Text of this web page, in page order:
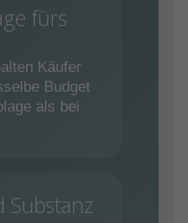
fürs
Käufer
Budget
als bei
Substanz